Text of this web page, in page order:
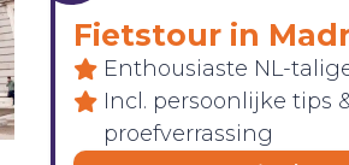
Fietstour in
Enthousiaste NL-
Incl. persoonlijke tips
proefverrassing